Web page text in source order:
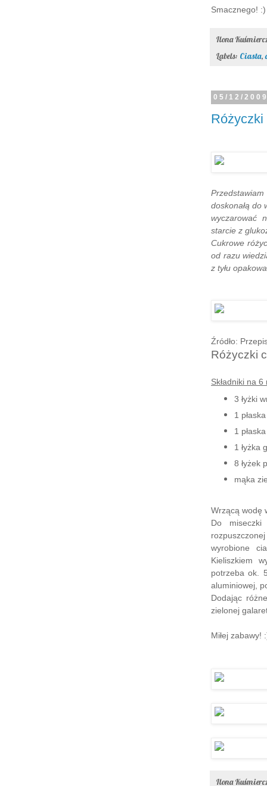
Smacznego! :)
Ilona
Labels: Ciasta,
05/12/
doskonałą do
wyczarować
starcie z
Cukrowe
od razu
z tyłu
Źródło:
Różyczki
Składniki na
3 łyżki
1
1
1 łyżka
8 łyżek
mąka
Wrzącą wodę
Do
wyrobione
Kieliszkiem
potrzeba ok.
aluminiowej,
Dodając
zielonej
Miłej zabawy!
Ilona